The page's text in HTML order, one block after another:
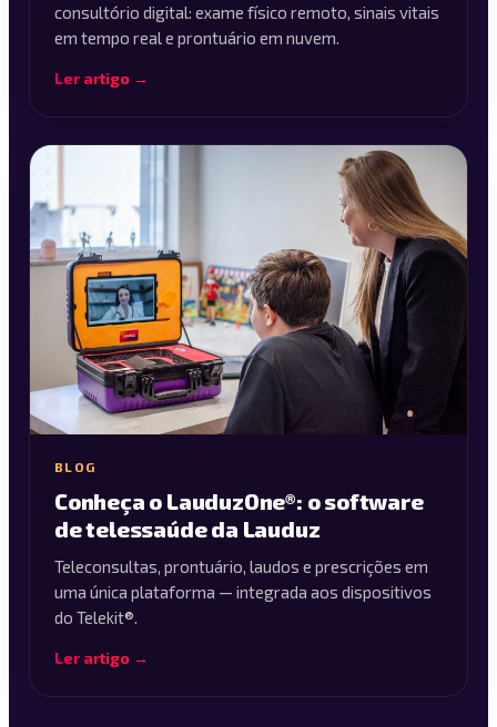
consultório digital: exame físico remoto, sinais vitais
em tempo real e prontuário em nuvem.
Ler artigo →
BLOG
Conheça o LauduzOne®: o software
de telessaúde da Lauduz
Teleconsultas, prontuário, laudos e prescrições em
uma única plataforma — integrada aos dispositivos
do Telekit®.
Ler artigo →